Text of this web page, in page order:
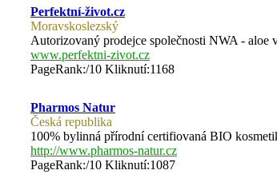
Perfektní-život.cz
Moravskoslezský
Autorizovaný prodejce společnosti NWA - aloe
www.perfektni-zivot.cz
PageRank:/10 Kliknutí:1168
Pharmos Natur
Česká republika
100% bylinná přírodní certifiovaná BIO
http://www.pharmos-natur.cz
PageRank:/10 Kliknutí:1087